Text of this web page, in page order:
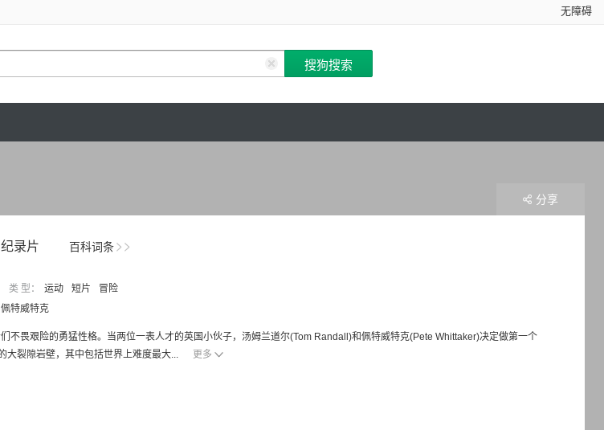
无障碍
百科词条
纪录片
类 型： 运动 短片
冒险
佩特威特克
不畏艰险的勇猛性格。当两位一表人才的英国小伙子，汤姆兰道尔(Tom Randall)和佩特威特克(Pete Whittaker)决定做第一个
裂隙岩壁，其中包括世界上难度最大...
更多
分享